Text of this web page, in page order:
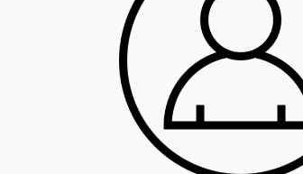
navegación